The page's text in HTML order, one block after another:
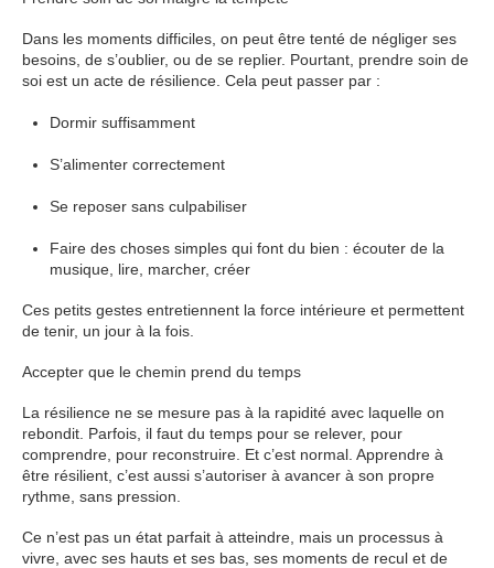
Dans les moments difficiles, on peut être tenté de négliger ses
besoins, de s’oublier, ou de se replier. Pourtant, prendre soin de
soi est un acte de résilience. Cela peut passer par :
Dormir suffisamment
S’alimenter correctement
Se reposer sans culpabiliser
Faire des choses simples qui font du bien : écouter de la
musique, lire, marcher, créer
Ces petits gestes entretiennent la force intérieure et permettent
de tenir, un jour à la fois.
Accepter que le chemin prend du temps
La résilience ne se mesure pas à la rapidité avec laquelle on
rebondit. Parfois, il faut du temps pour se relever, pour
comprendre, pour reconstruire. Et c’est normal. Apprendre à
être résilient, c’est aussi s’autoriser à avancer à son propre
rythme, sans pression.
Ce n’est pas un état parfait à atteindre, mais un processus à
vivre, avec ses hauts et ses bas, ses moments de recul et de